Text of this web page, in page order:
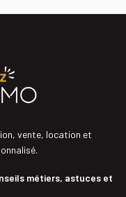
vente, location et
métiers, astuces et